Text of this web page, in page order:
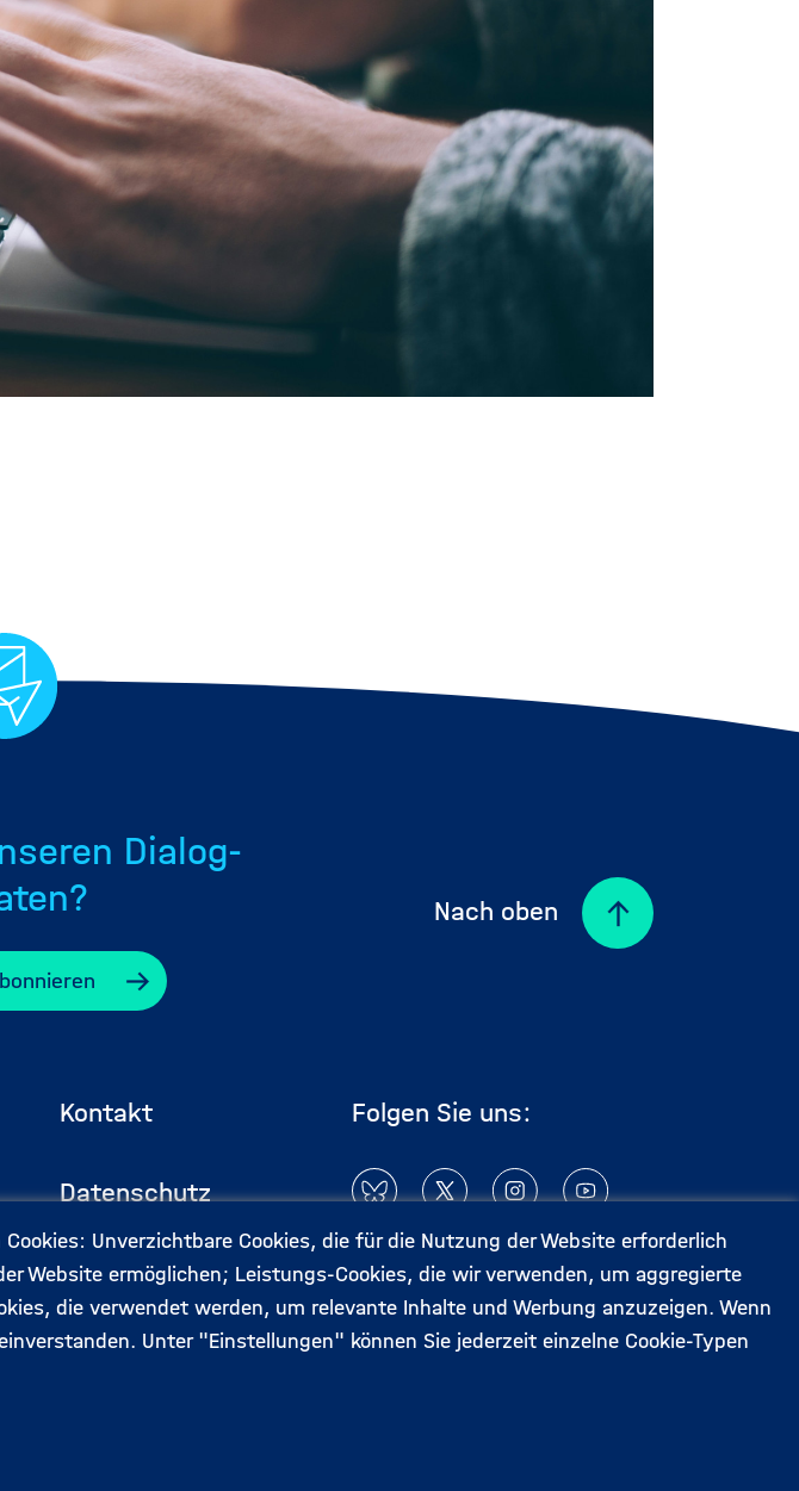
Unverzichtbare Cookies, die für die Nutzung der Website erforderlich
Website ermöglichen; Leistungs-Cookies, die wir verwenden, um aggregierte
die verwendet werden, um relevante Inhalte und Werbung anzuzeigen. Wenn
Unter "Einstellungen" können Sie jederzeit einzelne Cookie-Typen
Dialog-
Nach oben
Kontakt
Datenschutz
Impressum
Folgen Sie uns: